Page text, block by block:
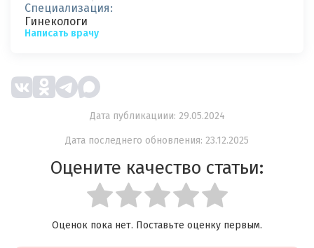
Специализация:
Гинекологи
Написать врачу
Дата публикациии: 29.05.2024
Дата последнего обновления: 23.12.2025
Оцените качество статьи:
Оценок пока нет. Поставьте оценку первым.